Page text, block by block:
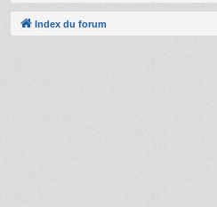
Index du forum